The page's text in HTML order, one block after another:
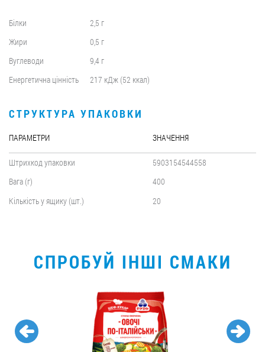
Білки
2,5 г
Жири
0,5 г
Вуглеводи
9,4 г
Енергетична цінність
217 кДж (52 ккал)
СТРУКТУРА УПАКОВКИ
ПАРАМЕТРИ ЗНАЧЕННЯ
Штрихкод упаковки
5903154544558
Вага (г)
400
Кількість у ящику (шт.)
20
СПРОБУЙ ІНШІ СМАКИ